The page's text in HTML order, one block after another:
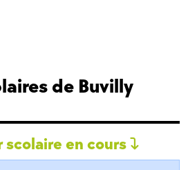
de Buvilly
scolaire en cours